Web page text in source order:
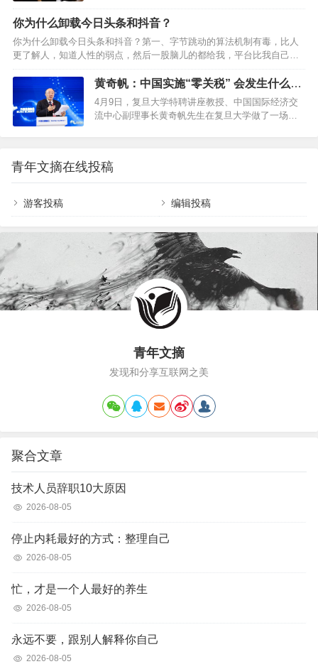
越生活迷雾的底气。01闭嘴古希腊哲学家苏格拉底
曾被问及，为何总是聆听多于言说。他的回答蕴含
是要我们多听少说。”他更是告诫门生，说话前先想
三件事：是…
「靠谱」。 靠谱的人，和不靠谱的人，到底有什么
区别？怎样才能成为一个靠谱的人？ 今天这篇文
章，值得你认真阅读和思考。 1 约定时间内给到反
馈 闭环思维强调的是如果别人发起了一件事，你不
管做得如何，都要最后闭环到这个发起…
你为什么卸载今日头条和抖音？
你为什么卸载今日头条和抖音？第一、字节跳动的算法机制有毒，比人
更了解人，知道人性的弱点，然后一股脑儿的都给我，平台比我自己清
楚我“自己”我每当看完小姐姐的跳舞，会有千万个小姐姐动次打次。第
二、今日头条居然比百度搜索和微信搜索更好用，不懂的问题不问度
娘，得问头条君，即便是垂直领域的内容，知乎都是水答案。情怀虽
好，可不要贪杯，内容不醉人人自醉。第三、抖音是所有短视频平台最
好看的，因为“奶头乐理论”，我们看到的热门，话题、直播间、甚至是带
黄奇帆：中国实施“零关税” 会发生什么变
化？
4月9日，复旦大学特聘讲座教授、中国国际经济交
流中心副理事长黄奇帆先生在复旦大学做了一场主
告内容就都在里面了。世界贸易格局深刻变化三四
十年前，国际贸易中有70%是成品的贸易。你这个
国家把拖拉机卖给我，我这儿把机床卖给你。总
之，由一个国家做出来的产品，卖到另外一个国家
量是中间品的贸易，是零部件、原材料各种中间品
的贸…
青年文摘在线投稿
游客投稿 编辑投稿
青年文摘
发现和分享互联网之美
聚合文章
技术人员辞职10大原因
2026-08-05
停止内耗最好的方式：整理自己
2026-08-05
忙，才是一个人最好的养生
2026-08-05
永远不要，跟别人解释你自己
2026-08-05